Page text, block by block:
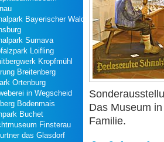
Bayerischer Wald
Sumava
Loifling
Kropfmühl
Breitenberg
Ortenburg
in Wegscheid
Bodenmais
Buchet
Finsterau
das Glasdorf
Das Museum
Familie.